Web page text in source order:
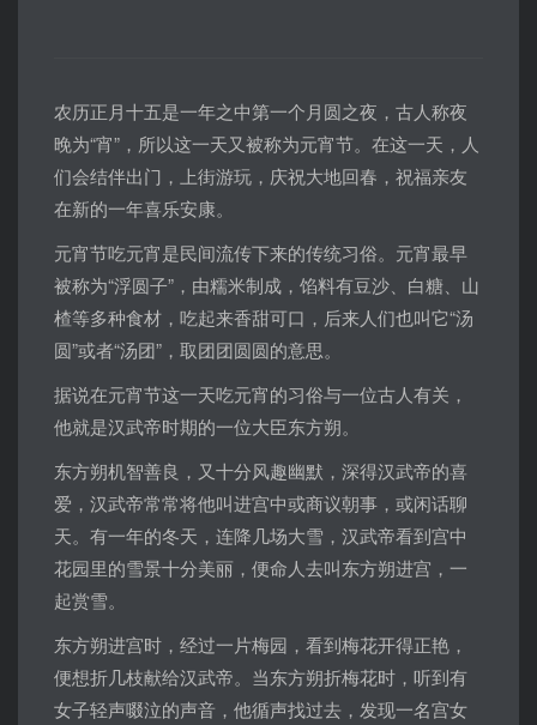
农历正月十五是一年之中第一个月圆之夜，古人称夜
晚为“宵”，所以这一天又被称为元宵节。在这一天，人
们会结伴出门，上街游玩，庆祝大地回春，祝福亲友
在新的一年喜乐安康。
元宵节吃元宵是民间流传下来的传统习俗。元宵最早
被称为“浮圆子”，由糯米制成，馅料有豆沙、白糖、山
楂等多种食材，吃起来香甜可口，后来人们也叫它“汤
圆”或者“汤团”，取团团圆圆的意思。
据说在元宵节这一天吃元宵的习俗与一位古人有关，
他就是汉武帝时期的一位大臣东方朔。
东方朔机智善良，又十分风趣幽默，深得汉武帝的喜
爱，汉武帝常常将他叫进宫中或商议朝事，或闲话聊
天。有一年的冬天，连降几场大雪，汉武帝看到宫中
花园里的雪景十分美丽，便命人去叫东方朔进宫，一
起赏雪。
东方朔进宫时，经过一片梅园，看到梅花开得正艳，
便想折几枝献给汉武帝。当东方朔折梅花时，听到有
女子轻声啜泣的声音，他循声找过去，发现一名宫女